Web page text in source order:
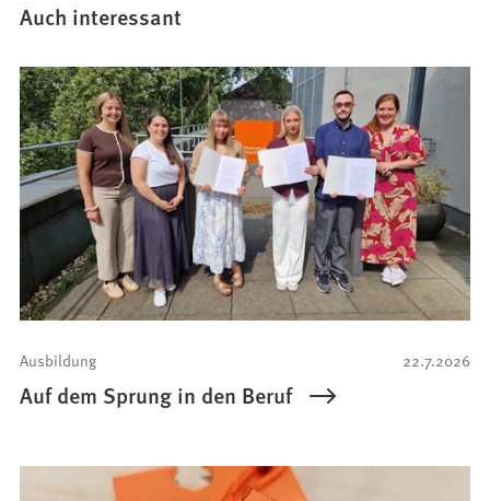
Auch interessant
22.7.2026
Ausbildung
Auf dem Sprung in den Beruf